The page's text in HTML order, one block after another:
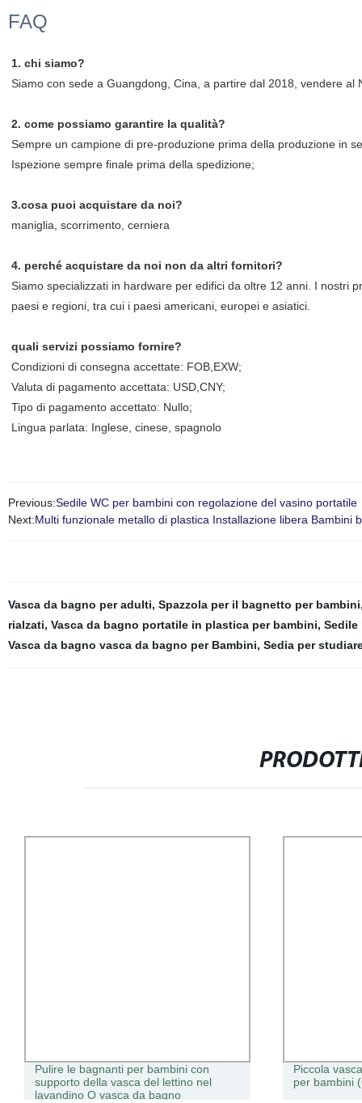
FAQ
1. chi siamo?
Siamo con sede a Guangdong, Cina, a partire dal 2018, vendere
2. come possiamo garantire la qualità?
Sempre un campione di pre-produzione prima della produzione in
Ispezione sempre finale prima della spedizione;
3.cosa puoi acquistare da noi?
maniglia, scorrimento, cerniera
4. perché acquistare da noi non da altri fornitori?
Siamo specializzati in hardware per edifici da oltre 12 anni. I nostri
paesi e regioni, tra cui i paesi americani, europei e asiatici.
quali servizi possiamo fornire?
Condizioni di consegna accettate: FOB,EXW;
Valuta di pagamento accettata: USD,CNY;
Tipo di pagamento accettato: Nullo;
Lingua parlata: Inglese, cinese, spagnolo
Previous:Sedile WC per bambini con regolazione del vasino portatile
Next:Multi funzionale metallo di plastica Installazione libera
Vasca da bagno per adulti, Spazzola per il bagnetto per bambini
rialzati, Vasca da bagno portatile in plastica per bambini, Sedile
Vasca da bagno vasca da bagno per Bambini, Sedia per
Pulire le bagnanti per bambini con
supporto della vasca del lettino nel
lavandino O vasca da bagno
Piccola
per bambini